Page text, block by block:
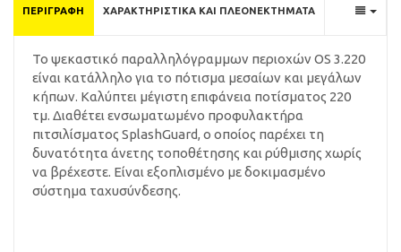
ΠΕΡΙΓΡΑΦΉ ΧΑΡΑΚΤΗΡΙΣΤΙΚΆ ΚΑΙ ΠΛΕΟΝΕΚΤΉΜΑΤΑ
Το ψεκαστικό παραλληλόγραμμων περιοχών OS 3.220
είναι κατάλληλο για το πότισμα μεσαίων και μεγάλων
κήπων. Καλύπτει μέγιστη επιφάνεια ποτίσματος 220
τμ. Διαθέτει ενσωματωμένο προφυλακτήρα
πιτσιλίσματος SplashGuard, ο οποίος παρέχει τη
δυνατότητα άνετης τοποθέτησης και ρύθμισης χωρίς
να βρέχεστε. Είναι εξοπλισμένο με δοκιμασμένο
σύστημα ταχυσύνδεσης.